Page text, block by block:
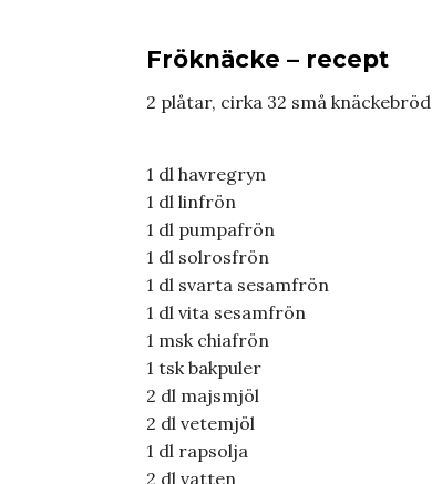
Fröknäcke – recept
2 plåtar, cirka 32 små knäckebröd
1 dl havregryn
1 dl linfrön
1 dl pumpafrön
1 dl solrosfrön
1 dl svarta sesamfrön
1 dl vita sesamfrön
1 msk chiafrön
1 tsk bakpuler
2 dl majsmjöl
2 dl vetemjöl
1 dl rapsolja
2 dl vatten